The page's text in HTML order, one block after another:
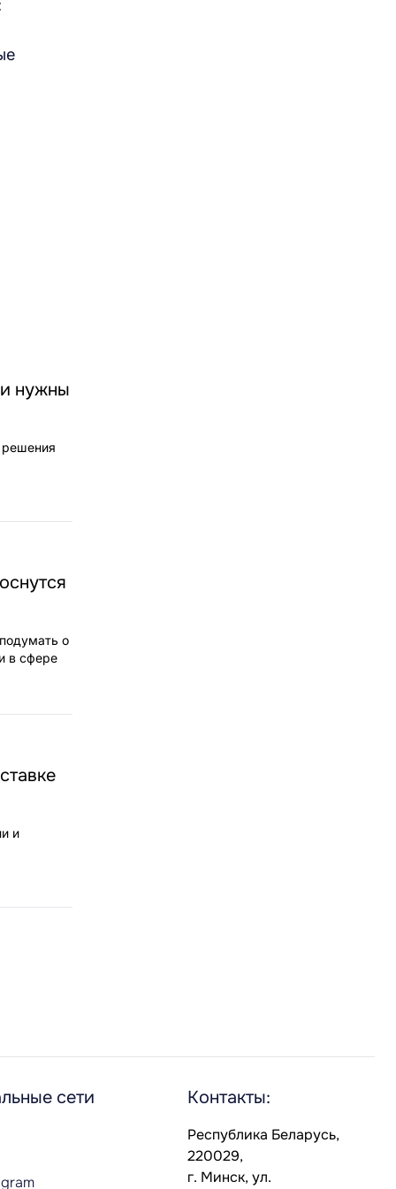
нужны
о
в сфере
и
сети Контакты:
Республика Беларусь,
220029,
г. Минск, ул.